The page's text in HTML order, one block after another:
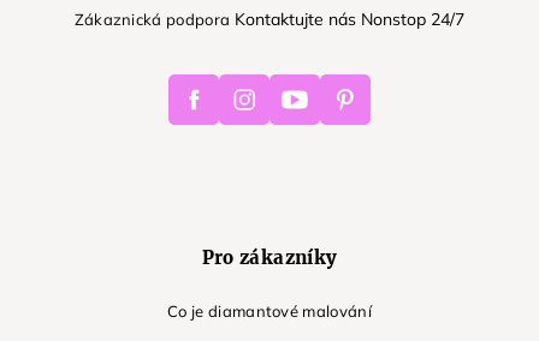
Zákaznická podpora Kontaktujte nás Nonstop 24/7
FacebookInstagramYoutube Pinterest
Pro zákazníky
Co je diamantové malování